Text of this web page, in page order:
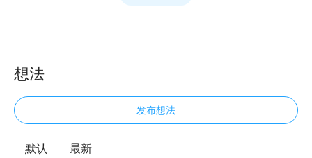
想法
发布想法
默认 最新